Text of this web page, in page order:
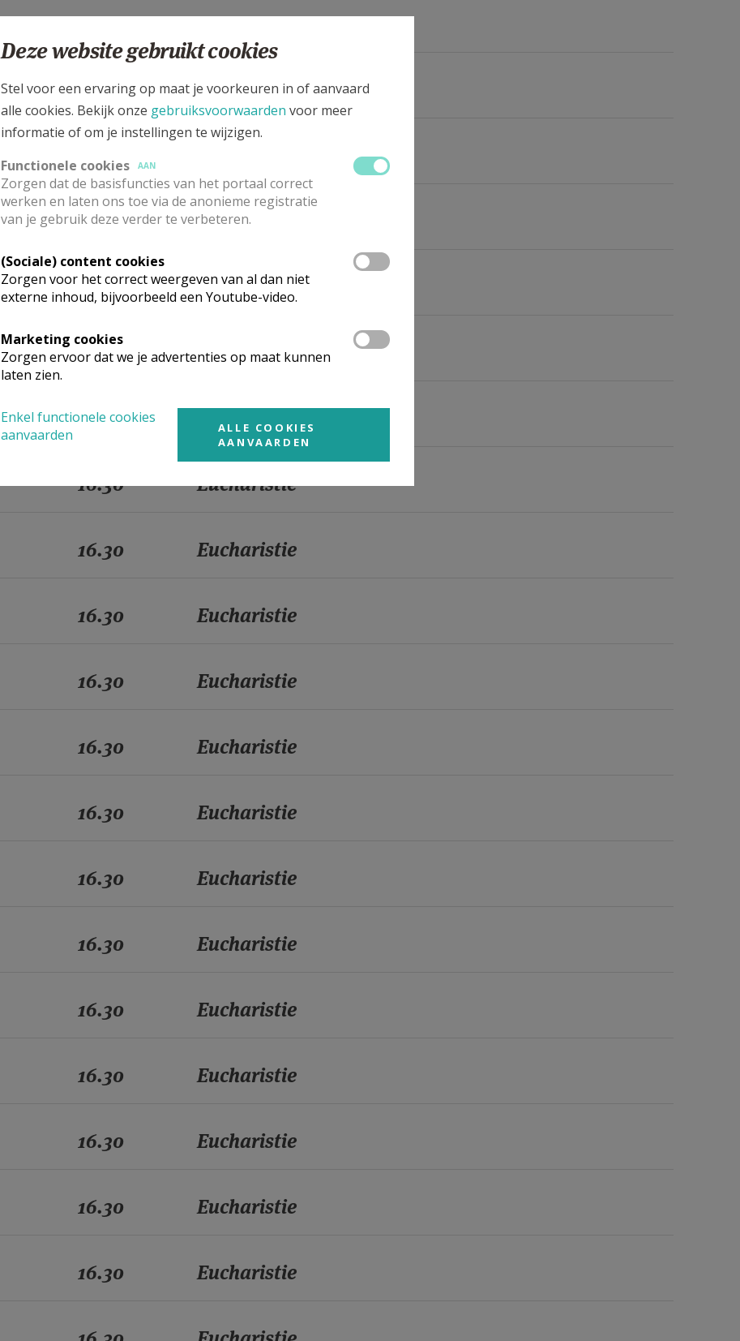
16.30 Eucharistie
16.30 Eucharistie
16.30
16.30 Eucharistie
16.30 Eucharistie
16.30 Eucharistie
16.30 Eucharistie
16.30 Eucharistie
16.30 Eucharistie
16.30 Eucharistie
16.30 Eucharistie
16.30 Eucharistie
16.30 Eucharistie
16.30 Eucharistie
16.30 Eucharistie
16.30 Eucharistie
16.30 Eucharistie
16.30 Eucharistie
16.30 Eucharistie
16.30 Eucharistie
Deze website gebruikt cookies
Stel voor een ervaring op maat je voorkeuren in of aanvaard
alle cookies. Bekijk onze gebruiksvoorwaarden voor meer
informatie of om je instellingen te wijzigen.
Functionele cookies
AAN
Zorgen dat de basisfuncties van het portaal correct
werken en laten ons toe via de anonieme registratie
van je gebruik deze verder te verbeteren.
(Sociale) content cookies
Zorgen voor het correct weergeven van al dan niet
externe inhoud, bijvoorbeeld een Youtube-video.
Marketing cookies
Zorgen ervoor dat we je advertenties op maat kunnen
laten zien.
Enkel functionele cookies
aanvaarden
ALLE COOKIES
AANVAARDEN